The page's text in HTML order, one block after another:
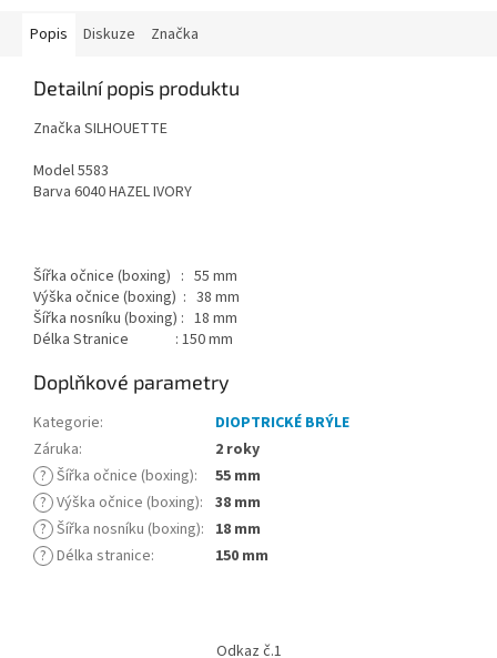
Popis Diskuze Značka
Detailní popis produktu
Značka SILHOUETTE
Model 5583
Barva 6040 HAZEL IVORY
Šířka očnice (boxing) : 55 mm
Výška očnice (boxing) : 38 mm
Šířka nosníku (boxing) : 18 mm
Délka Stranice : 150 mm
Doplňkové parametry
Kategorie:
DIOPTRICKÉ BRÝLE
Záruka:
2 roky
? Šířka očnice (boxing):
55 mm
? Výška očnice (boxing): 38 mm
? Šířka nosníku (boxing): 18 mm
? Délka stranice: 150 mm
Odkaz č.1